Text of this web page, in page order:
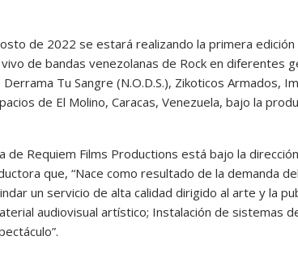
de 2022 se estará realizando la primera edición
de bandas venezolanas de Rock en diferentes
Tu Sangre (N.O.D.S.), Zikoticos Armados,
de El Molino, Caracas, Venezuela, bajo la
de Requiem Films Productions está bajo la
que, “Nace como resultado de la demanda
un servicio de alta calidad dirigido al arte y la
audiovisual artístico; Instalación de sistemas